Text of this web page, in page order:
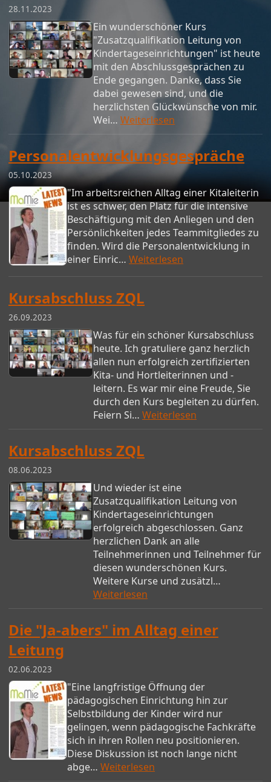
28.11.2023
Ein wunderschöner Kurs
"Zusatzqualifikation Leitung von
Kindertageseinrichtungen" ist heute
mit den Abschlussgesprächen zu
Ende gegangen. Danke, dass Sie
dabei gewesen sind, und die
herzlichsten Glückwünsche von mir.
Wei… Weiterlesen
Personalentwicklungsgespräche
05.10.2023
"Im arbeitsreichen Alltag einer Kitaleiterin
ist es schwer, den Platz für die intensive
Beschäftigung mit den Anliegen und den
Persönlichkeiten jedes Teammitgliedes zu
finden. Wird die Personalentwicklung in
einer Einric… Weiterlesen
Kursabschluss ZQL
26.09.2023
Was für ein schöner Kursabschluss
heute. Ich gratuliere ganz herzlich
allen nun erfolgreich zertifizierten
Kita- und Hortleiterinnen und -
leitern. Es war mir eine Freude, Sie
durch den Kurs begleiten zu dürfen.
Feiern Si… Weiterlesen
Kursabschluss ZQL
08.06.2023
Und wieder ist eine
Zusatzqualifikation Leitung von
Kindertageseinrichtungen
erfolgreich abgeschlossen. Ganz
herzlichen Dank an alle
Teilnehmerinnen und Teilnehmer für
diesen wunderschönen Kurs.
Weitere Kurse und zusätzl…
Weiterlesen
Die "Ja-abers" im Alltag einer
Leitung
02.06.2023
"Eine langfristige Öffnung der
pädagogischen Einrichtung hin zur
Selbstbildung der Kinder wird nur
gelingen, wenn pädagogische Fachkräfte
sich in ihren Rollen neu positionieren.
Diese Diskussion ist noch lange nicht
abge… Weiterlesen